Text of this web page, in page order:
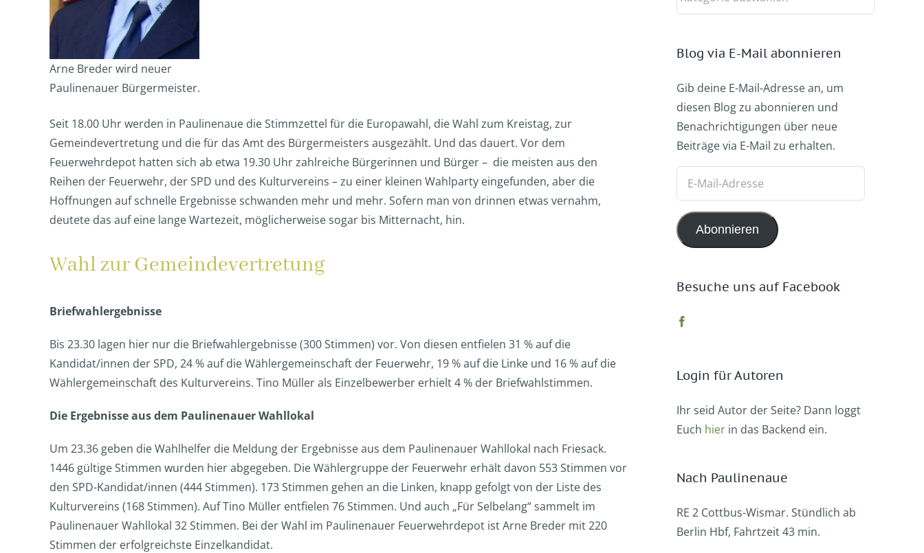
Arne Breder wird neuer
Paulinenauer Bürgermeister.
Seit 18.00 Uhr werden in Paulinenaue die Stimmzettel für die Europawahl, die Wahl zum Kreistag, zur
Gemeindevertretung und die für das Amt des Bürgermeisters ausgezählt. Und das dauert. Vor dem
Feuerwehrdepot hatten sich ab etwa 19.30 Uhr zahlreiche Bürgerinnen und Bürger – die meisten aus den
Reihen der Feuerwehr, der SPD und des Kulturvereins – zu einer kleinen Wahlparty eingefunden, aber die
Hoffnungen auf schnelle Ergebnisse schwanden mehr und mehr. Sofern man von drinnen etwas vernahm,
deutete das auf eine lange Wartezeit, möglicherweise sogar bis Mitternacht, hin.
Wahl zur Gemeindevertretung
Briefwahlergebnisse
Bis 23.30 lagen hier nur die Briefwahlergebnisse (300 Stimmen) vor. Von diesen entfielen 31 % auf die
Kandidat/innen der SPD, 24 % auf die Wählergemeinschaft der Feuerwehr, 19 % auf die Linke und 16 % auf die
Wählergemeinschaft des Kulturvereins. Tino Müller als Einzelbewerber erhielt 4 % der Briefwahlstimmen.
Die Ergebnisse aus dem Paulinenauer Wahllokal
Um 23.36 geben die Wahlhelfer die Meldung der Ergebnisse aus dem Paulinenauer Wahllokal nach Friesack.
1446 gültige Stimmen wurden hier abgegeben. Die Wählergruppe der Feuerwehr erhält davon 553 Stimmen vor
den SPD-Kandidat/innen (444 Stimmen). 173 Stimmen gehen an die Linken, knapp gefolgt von der Liste des
Kulturvereins (168 Stimmen). Auf Tino Müller entfielen 76 Stimmen. Und auch „Für Selbelang“ sammelt im
Paulinenauer Wahllokal 32 Stimmen. Bei der Wahl im Paulinenauer Feuerwehrdepot ist Arne Breder mit 220
Stimmen der erfolgreichste Einzelkandidat.
Blog via E-Mail abonnieren
Gib deine E-Mail-Adresse an, um
diesen Blog zu abonnieren und
Benachrichtigungen über neue
Beiträge via E-Mail zu erhalten.
Adresse
Abonnieren
Besuche uns auf Facebook
Login für Autoren
Ihr seid Autor der Seite? Dann loggt
Euch hier in das Backend ein.
Nach Paulinenaue
RE 2 Cottbus-Wismar. Stündlich ab
Berlin Hbf, Fahrtzeit 43 min.